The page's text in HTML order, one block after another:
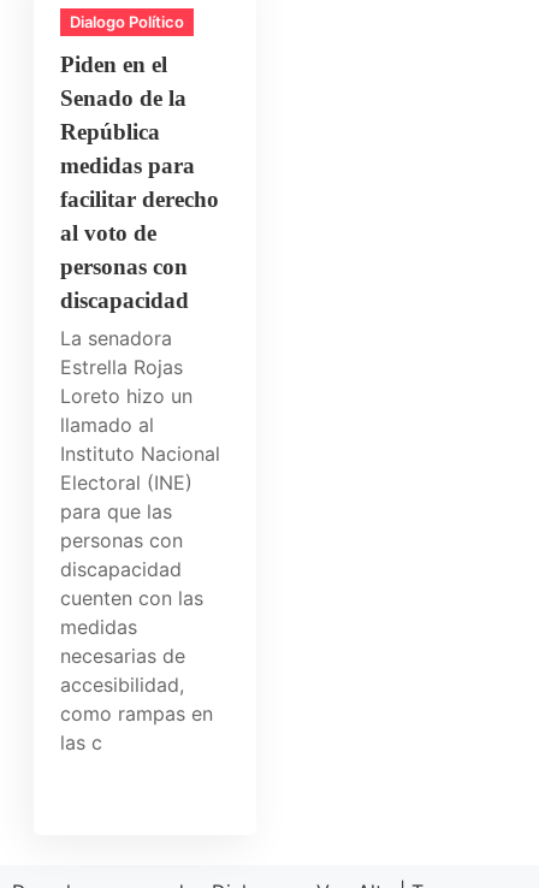
Dialogo Político
Piden en el
Senado de la
República
medidas para
facilitar derecho
al voto de
personas con
discapacidad
La senadora
Estrella Rojas
Loreto hizo un
llamado al
Instituto Nacional
Electoral (INE)
para que las
personas con
discapacidad
cuenten con las
medidas
necesarias de
accesibilidad,
como rampas en
las c